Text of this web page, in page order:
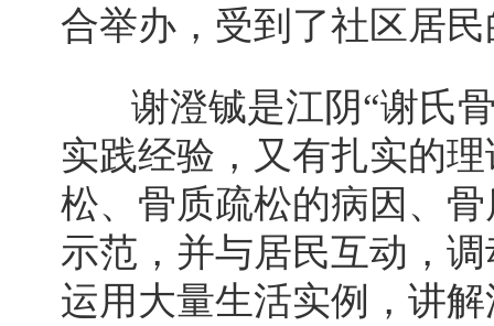
合举办，受到了社区居
谢澄铖是江阴“谢氏
实践经验，又有扎实的
松、骨质疏松的病因、
示范，并与居民互动，
运用大量生活实例，讲